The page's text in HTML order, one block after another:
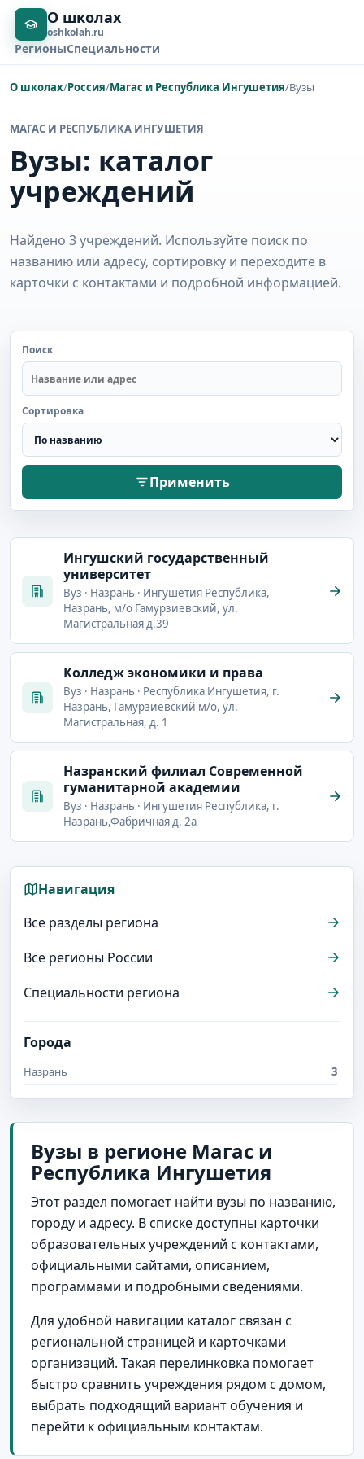
О школах
oshkolah.ru
РегионыСпециальности
О школах/Россия/Магас и Республика Ингушетия/Вузы
МАГАС И РЕСПУБЛИКА ИНГУШЕТИЯ
Вузы: каталог
учреждений
Найдено 3 учреждений. Используйте поиск по
названию или адресу, сортировку и переходите в
карточки с контактами и подробной информацией.
Поиск
Сортировка
Применить
Ингушский государственный
университет
Вуз · Назрань · Ингушетия Республика,
Назрань, м/о Гамурзиевский, ул.
Магистральная д.39
Колледж экономики и права
Вуз · Назрань · Республика Ингушетия, г.
Назрань, Гамурзиевский м/о, ул.
Магистральная, д. 1
Назранский филиал Современной
гуманитарной академии
Вуз · Назрань · Ингушетия Республика, г.
Назрань,Фабричная д. 2а
Навигация
Все разделы региона
Все регионы России
Специальности региона
Города
Назрань 3
Вузы в регионе Магас и
Республика Ингушетия
Этот раздел помогает найти вузы по названию,
городу и адресу. В списке доступны карточки
образовательных учреждений с контактами,
официальными сайтами, описанием,
программами и подробными сведениями.
Для удобной навигации каталог связан с
региональной страницей и карточками
организаций. Такая перелинковка помогает
быстро сравнить учреждения рядом с домом,
выбрать подходящий вариант обучения и
перейти к официальным контактам.